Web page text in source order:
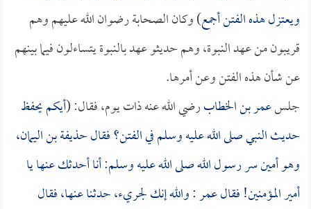
ويعتزل هذه الفتن أجمع) وكان الصحابة رضوان الله عليهم وهم
قريبون من عهد النبوة، وهم حديثو عهد بالنبوة يتساءلون فيما بينهم
عن شأن هذه الفتن وعن أمرها.
جلسعمر بن الخطابرضي الله عنه ذات يوم، فقال: (أيكم يحفظ
حديث النبي صلى الله عليه وسلم في الفتن؟ فقالحذيفة بن اليمان،
وهو أمين سر رسول الله صلى الله عليه وسلم: أنا أحدثك عنها يا
أمير المؤمنين! فقالعمر: والله إنك لجريء، حدثنا عنها، فقال